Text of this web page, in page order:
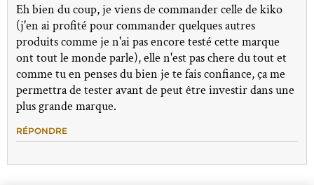
Eh bien du coup, je viens de commander celle de kiko
(j'en ai profité pour commander quelques autres
produits comme je n'ai pas encore testé cette marque
ont tout le monde parle), elle n'est pas chere du tout et
comme tu en penses du bien je te fais confiance, ça me
permettra de tester avant de peut être investir dans une
plus grande marque.
RÉPONDRE